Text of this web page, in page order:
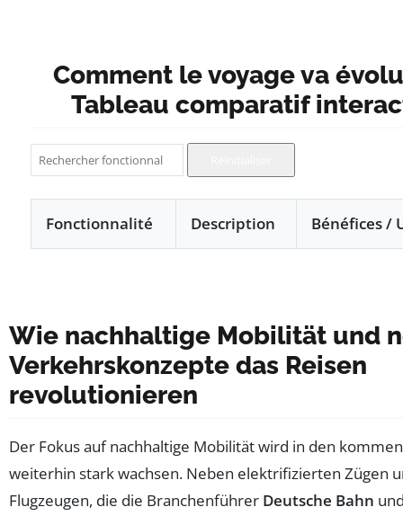
Comment le voyage va
Tableau comparatif
Rechercher une fonctionnalité
Fonctionnalité Description Bénéfices /
Wie nachhaltige Mobilität und
Verkehrskonzepte das Reisen
revolutionieren
Der Fokus auf nachhaltige Mobilität wird in den
weiterhin stark wachsen. Neben elektrifizierten Zügen
Flugzeugen, die die Branchenführer Deutsche Bahn